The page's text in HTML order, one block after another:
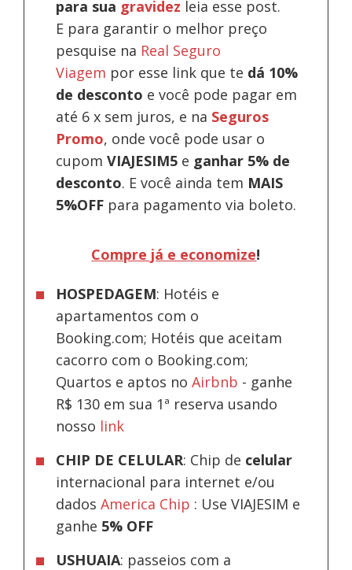
para sua gravidez leia esse post.
E para garantir o melhor preço
pesquise na Real Seguro
Viagem por esse link que te dá 10%
de desconto e você pode pagar em
até 6 x sem juros, e na Seguros
Promo, onde você pode usar o
cupomVIAJESIM5 e ganhar 5% de
desconto. E você ainda tem MAIS
5%OFF para pagamento via boleto.
Compre já e economize!
HOSPEDAGEM: Hotéis e
apartamentos com o
Booking.com; Hotéis que aceitam
cacorro com o Booking.com;
Quartos e aptos noAirbnb - ganhe
R$ 130 em sua 1ª reserva usando
nosso link
CHIP DE CELULAR: Chip de celular
internacional para internet e/ou
dadosAmerica Chip : Use VIAJESIM e
ganhe 5% OFF
USHUAIA: passeios com a